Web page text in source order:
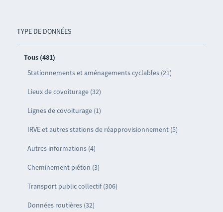
TYPE DE DONNÉES
Tous (481)
Stationnements et aménagements cyclables (21)
Lieux de covoiturage (32)
Lignes de covoiturage (1)
IRVE et autres stations de réapprovisionnement (5)
Autres informations (4)
Cheminement piéton (3)
Transport public collectif (306)
Données routières (32)